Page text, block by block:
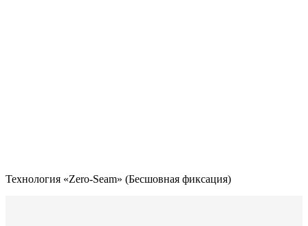
Технология «Zero-Seam» (Бесшовная фиксация)